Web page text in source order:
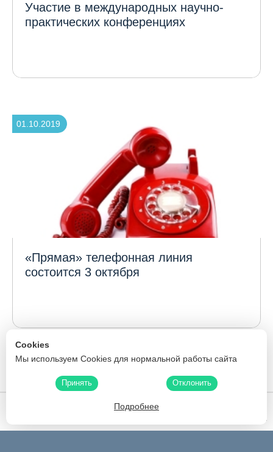
Участие в международных научно-
практических конференциях
«Прямая» телефонная линия
состоится 3 октября
01.10.2019
166
173 174 175 176 177 ...241
Cookies
Мы используем Cookies для нормальной работы сайта
Принять Отклонить
Подробнее